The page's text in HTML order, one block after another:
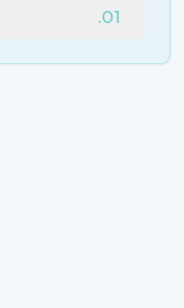
01
.